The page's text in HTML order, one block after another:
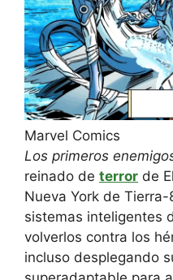
Marvel Comics
Los primeros
reinado de terror de
Nueva York de
sistemas inteligentes
volverlos contra los
incluso desplegando